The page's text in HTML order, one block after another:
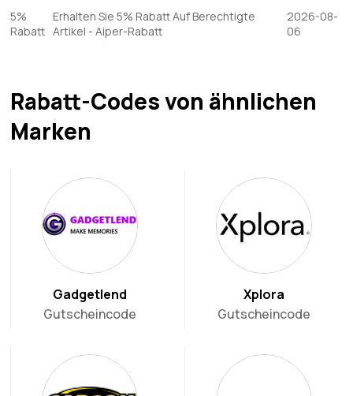
5%
Rabatt
Erhalten Sie 5% Rabatt Auf Berechtigte
Artikel - Aiper-Rabatt
2026-08-
06
Rabatt-Codes von ähnlichen
Marken
Gadgetlend
Gutscheincode
Xplora
Gutscheincode